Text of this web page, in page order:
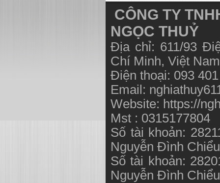
CÔNG TY
NGỌC THUỶ
Địa chỉ: 611/93
Chí Minh, Việt
Điện thoại: 093
Email:
Website: https://
Mst : 0315177804
Số tài khoản:
Nguyễn Đình
Số tài khoản:
Nguyễn Đình